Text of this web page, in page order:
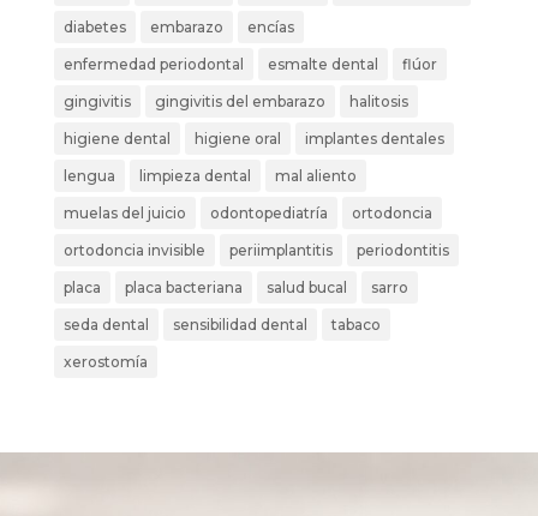
diabetes embarazo encías
enfermedad periodontal esmalte dental flúor
gingivitis gingivitis del embarazo halitosis
higiene dental higiene oral implantes dentales
lengua limpieza dental mal aliento
muelas del juicio odontopediatría ortodoncia
ortodoncia invisible periimplantitis periodontitis
placa placa bacteriana salud bucal sarro
seda dental sensibilidad dental tabaco
xerostomía